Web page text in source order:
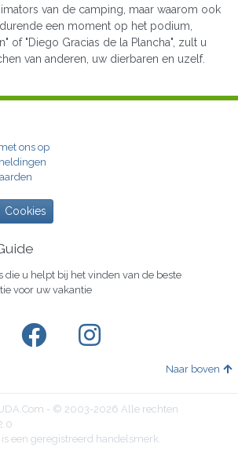
van de camping, maar waarom ook
een moment op het podium,
of "Diego Gracias de la Plancha", zult u
van anderen, uw dierbaren en uzelf.
ons op
Cookies
die u helpt bij het vinden van de beste
voor uw vakantie
Naar boven
- © 2003-2026 Alle rechten
een geregistreerd handelsmerk.